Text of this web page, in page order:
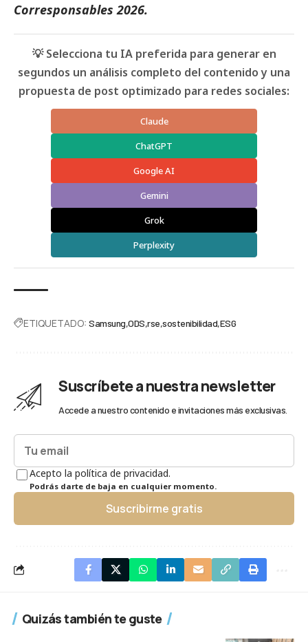
Corresponsables 2026.
💡 Selecciona tu IA preferida para generar en
segundos un análisis completo del contenido y una
propuesta de post optimizado para redes sociales:
Claude
ChatGPT
Google AI
Gemini
Grok
Perplexity
ETIQUETADO: Samsung ODS rse sostenibilidad ESG
Suscríbete a nuestra newsletter
Accede a nuestro contenido e invitaciones más exclusivas.
Acepto la política de privacidad.
Podrás darte de baja en cualquier momento.
Suscribirme gratis
Quizás también te guste